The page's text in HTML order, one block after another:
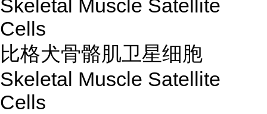
Skeletal Muscle Satellite
Cells
比格犬骨骼肌卫星细胞
Skeletal Muscle Satellite
Cells